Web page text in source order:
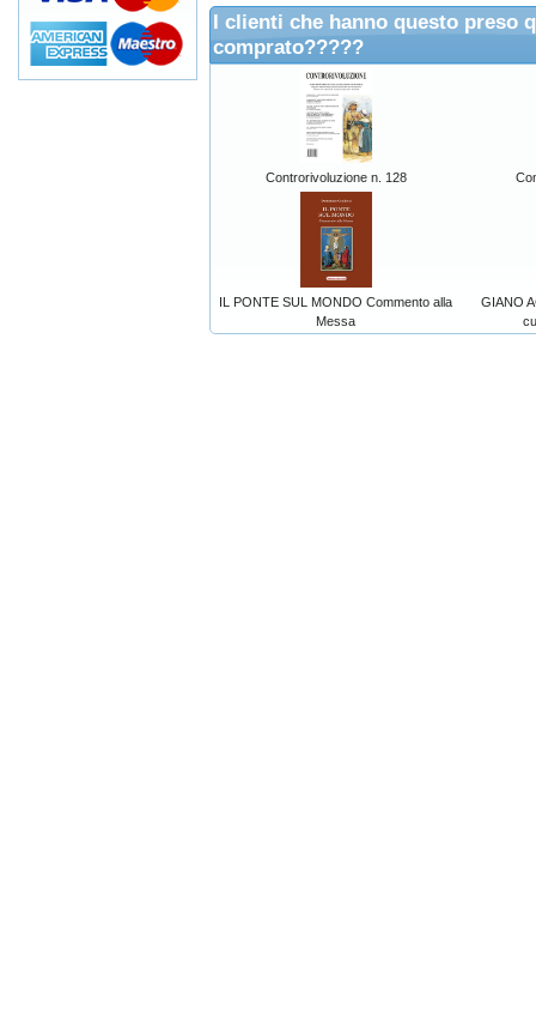
I clienti che hanno questo preso
comprato?????
Controrivoluzione n. 128
IL PONTE SUL MONDO Commento alla
Messa
GIANO